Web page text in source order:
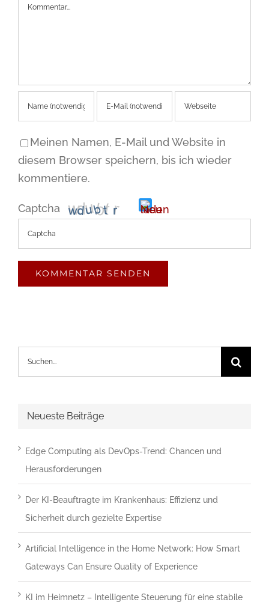
Kommentar
Meinen Namen, E-Mail und Website in
diesem Browser speichern, bis ich wieder
kommentiere.
Captcha
angezeigten
Zeichen
zu
dass
du
Neueste Beiträge
Edge Computing als DevOps-Trend: Chancen und
Herausforderungen
Der KI-Beauftragte im Krankenhaus: Effizienz und
Sicherheit durch gezielte Expertise
Artificial Intelligence in the Home Network: How Smart
Gateways Can Ensure Quality of Experience
KI im Heimnetz – Intelligente Steuerung für eine stabile